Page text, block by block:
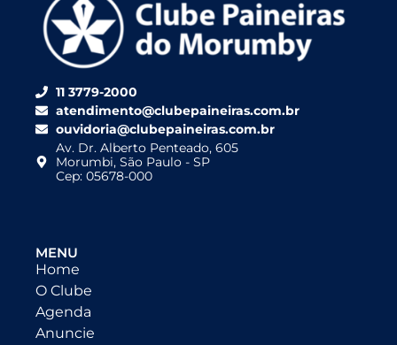
11 3779-2000
atendimento@clubepaineiras.com.br
ouvidoria@clubepaineiras.com.br
Av. Dr. Alberto Penteado, 605
Morumbi, São Paulo - SP
Cep: 05678-000
MENU
Home
O Clube
Agenda
Anuncie